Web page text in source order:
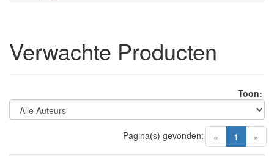
Verwachte Producten
Toon:
« 1 (current)
»
Pagina(s) gevonden: